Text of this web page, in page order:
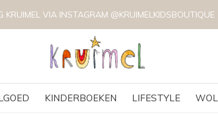
KINDERBOEKEN LIFESTYLE WOL
KRUIMEL VIA INSTAGRAM @KRUIMELKIDSBOUTIQUE